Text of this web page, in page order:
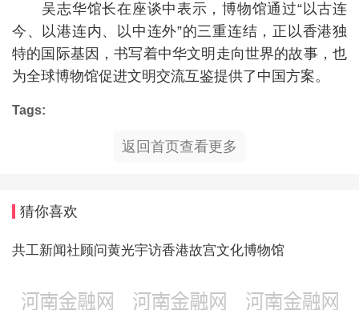
吴志华馆长在座谈中表示，博物馆通过“以古连
今、以港连内、以中连外”的三重连结，正以香港独
特的国际基因，书写着中华文明走向世界的故事，也
为全球博物馆促进文明交流互鉴提供了中国方案。
Tags:
返回首页查看更多
猜你喜欢
共工新闻社顾问黄光宇访香港故宫文化博物馆